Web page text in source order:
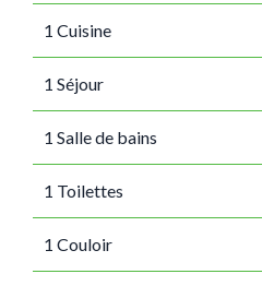
1 Cuisine
1 Séjour
1 Salle de bains
1 Toilettes
1 Couloir